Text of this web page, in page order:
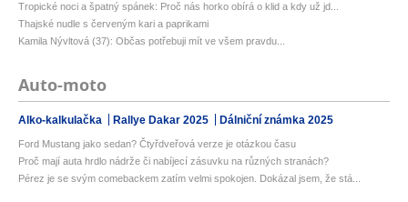
Tropické noci a špatný spánek: Proč nás horko obírá o klid a kdy už jd...
Thajské nudle s červeným kari a paprikami
Kamila Nývltová (37): Občas potřebuji mít ve všem pravdu...
Auto-moto
Alko-kalkulačka Rallye Dakar 2025 Dálniční známka 2025
Ford Mustang jako sedan? Čtyřdveřová verze je otázkou času
Proč mají auta hrdlo nádrže či nabíjecí zásuvku na různých stranách?
Pérez je se svým comebackem zatím velmi spokojen. Dokázal jsem, že stá...